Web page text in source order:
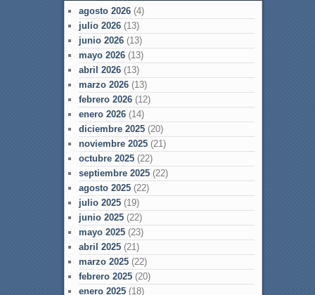
agosto 2026(4)
julio 2026(13)
junio 2026(13)
mayo 2026(13)
abril 2026(13)
marzo 2026(13)
febrero 2026(12)
enero 2026(14)
diciembre 2025(20)
noviembre 2025(21)
octubre 2025(22)
septiembre 2025(22)
agosto 2025(22)
julio 2025(19)
junio 2025(22)
mayo 2025(23)
abril 2025(21)
marzo 2025(22)
febrero 2025(20)
enero 2025(18)